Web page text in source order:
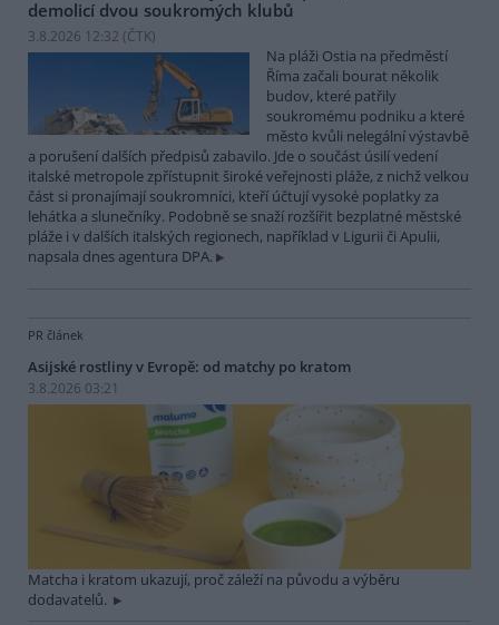
demolicí dvou soukromých klubů
3.8.2026 12:32 (ČTK)
Na pláži Ostia na předměstí
Říma začali bourat několik
budov, které patřily
soukromému podniku a které
město kvůli nelegální výstavbě
a porušení dalších předpisů zabavilo. Jde o součást úsilí vedení
italské metropole zpřístupnit široké veřejnosti pláže, z nichž velkou
část si pronajímají soukromníci, kteří účtují vysoké poplatky za
lehátka a slunečníky. Podobně se snaží rozšířit bezplatné městské
pláže i v dalších italských regionech, například v Ligurii či Apulii,
napsala dnes agentura DPA.
PR článek
Asijské rostliny v Evropě: od matchy po kratom
3.8.2026 03:21
Matcha i kratom ukazují, proč záleží na původu a výběru
dodavatelů.